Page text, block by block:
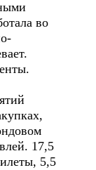
во
17,5
5,5